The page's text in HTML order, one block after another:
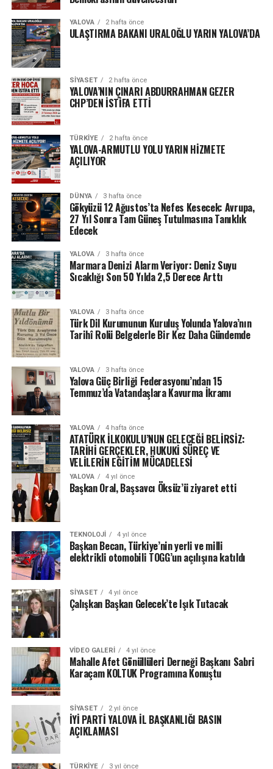
YALOVA 2 hafta önce
ULAŞTIRMA BAKANI URALOĞLU YARIN YALOVA’DA
SIYASET 2 hafta önce
YALOVA’NIN ÇINARI ABDURRAHMAN GEZER
CHP’DEN İSTİFA ETTİ
TÜRKIYE 2 hafta önce
YALOVA-ARMUTLU YOLU YARIN HİZMETE
AÇILIYOR
DÜNYA 3 hafta önce
Gökyüzü 12 Ağustos’ta Nefes Kesecek: Avrupa,
27 Yıl Sonra Tam Güneş Tutulmasına Tanıklık
Edecek
YALOVA 3 hafta önce
Marmara Denizi Alarm Veriyor: Deniz Suyu
Sıcaklığı Son 50 Yılda 2,5 Derece Arttı
YALOVA 3 hafta önce
Türk Dil Kurumunun Kuruluş Yolunda Yalova’nın
Tarihî Rolü Belgelerle Bir Kez Daha Gündemde
YALOVA 3 hafta önce
Yalova Güç Birliği Federasyonu’ndan 15
Temmuz’da Vatandaşlara Kavurma İkramı
YALOVA 4 hafta önce
ATATÜRK İLKOKULU’NUN GELECEĞİ BELİRSİZ:
TARİHİ GERÇEKLER, HUKUKİ SÜREÇ VE
VELİLERİN EĞİTİM MÜCADELESİ
YALOVA 4 yıl önce
Başkan Oral, Başsavcı Öksüz’ü ziyaret etti
TEKNOLOJI 4 yıl önce
Başkan Becan, Türkiye’nin yerli ve milli
elektrikli otomobili TOGG’un açılışına katıldı
SIYASET 4 yıl önce
Çalışkan Başkan Gelecek’te Işık Tutacak
VIDEO GALERI 4 yıl önce
Mahalle Afet Gönüllüleri Derneği Başkanı Sabri
Karaçam KOLTUK Programına Konuştu
SIYASET 2 yıl önce
İYİ PARTİ YALOVA İL BAŞKANLIĞI BASIN
AÇIKLAMASI
TÜRKIYE 3 yıl önce